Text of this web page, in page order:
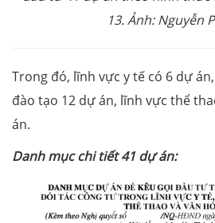
13. Ảnh: Nguyễn
Trong đó, lĩnh vực y tế có 6 dự
đào tạo 12 dự án, lĩnh vực thể
án.
Danh mục chi tiết 41 dự án: